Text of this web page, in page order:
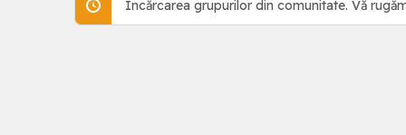
Încărcarea grupurilor din comunitate. Vă